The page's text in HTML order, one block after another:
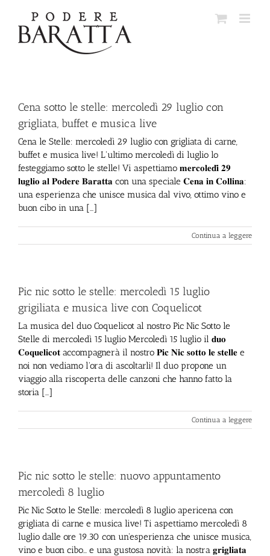
contenuto
Cena sotto le stelle: mercoledì 29 luglio con
grigliata, buffet e musica live
Cena le Stelle: mercoledì 29 luglio con grigliata di carne,
buffet e musica live! L'ultimo mercoledì di luglio lo
festeggiamo sotto le stelle! Vi aspettiamo 𝐦𝐞𝐫𝐜𝐨𝐥𝐞𝐝𝐢̀ 𝟐𝟗
𝐥𝐮𝐠𝐥𝐢𝐨 𝐚𝐥 𝐏𝐨𝐝𝐞𝐫𝐞 𝐁𝐚𝐫𝐚𝐭𝐭𝐚 con una speciale 𝐂𝐞𝐧𝐚 𝐢𝐧 𝐂𝐨𝐥𝐥𝐢𝐧𝐚:
una esperienza che unisce musica dal vivo, ottimo vino e
buon cibo in una [...]
Continua a leggere
Pic nic sotto le stelle: mercoledì 15 luglio
grigiliata e musica live con Coquelicot
La musica del duo Coquelicot al nostro Pic Nic Sotto le
Stelle di mercoledì 15 luglio Mercoledì 15 luglio il 𝐝𝐮𝐨
𝐂𝐨𝐪𝐮𝐞𝐥𝐢𝐜𝐨𝐭 accompagnerà il nostro 𝐏𝐢𝐜 𝐍𝐢𝐜 𝐬𝐨𝐭𝐭𝐨 𝐥𝐞 𝐬𝐭𝐞𝐥𝐥𝐞 e
noi non vediamo l'ora di ascoltarli! Il duo propone un
viaggio alla riscoperta delle canzoni che hanno fatto la
storia [...]
Continua a leggere
Pic nic sotto le stelle: nuovo appuntamento
mercoledì 8 luglio
Pic Nic Sotto le Stelle: mercoledì 8 luglio apericena con
grigliata di carne e musica live! Ti aspettiamo mercoledì 8
luglio dalle ore 19.30 con un'esperienza che unisce musica,
vino e buon cibo... e una gustosa novità: la nostra 𝐠𝐫𝐢𝐠𝐥𝐢𝐚𝐭𝐚